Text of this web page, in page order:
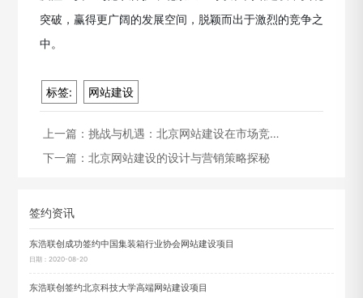
突破，赢得更广阔的发展空间，脱颖而出于激烈的竞争之
中。
标签: 网站建设
上一篇： 挑战与机遇：北京网站建设在市场竞…
下一篇： 北京网站建设的设计与营销策略探秘
签约资讯
东浩联创成功签约中国集装箱行业协会网站建设项目
日期：2020-08-20
东浩联创签约北京科技大学高端网站建设项目